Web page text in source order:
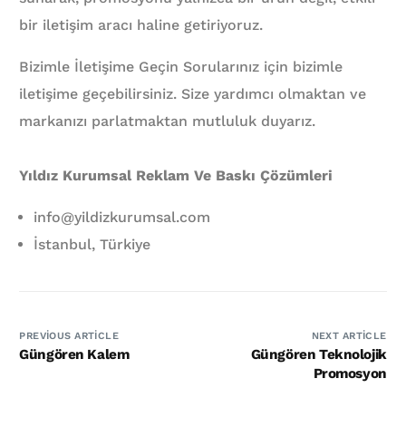
bir iletişim aracı haline getiriyoruz.
Bizimle İletişime Geçin Sorularınız için bizimle
iletişime geçebilirsiniz. Size yardımcı olmaktan ve
markanızı parlatmaktan mutluluk duyarız.
Yıldız Kurumsal Reklam Ve Baskı Çözümleri
info@yildizkurumsal.com
İstanbul, Türkiye
PREVIOUS ARTICLE
Güngören Kalem
NEXT ARTICLE
Güngören Teknolojik
Promosyon